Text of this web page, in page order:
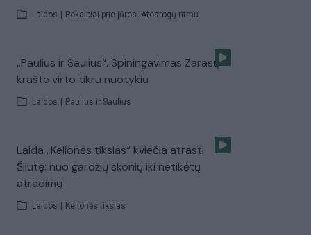
Laidos Pokalbiai prie jūros. Atostogų ritmu
„Paulius ir Saulius“. Spiningavimas Zarasų
krašte virto tikru nuotykiu
Laidos Paulius ir Saulius
Laida „Kelionės tikslas“ kviečia atrasti
Šilutę: nuo gardžių skonių iki netikėtų
atradimų
Laidos Kelionės tikslas